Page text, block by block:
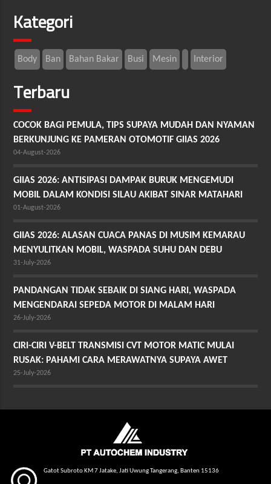
Kategori
Body Ban Bahan Bakar Busi Mesin Interior
Terbaru
COCOK BAGI PEMULA, TIPS SUPAYA MUDAH DAN NYAMAN
BERKUNJUNG KE PAMERAN OTOMOTIF GIIAS 2026
04-August-2026
GIIAS 2026: ANTISIPASI DAMPAK BURUK MENGEMUDI
MOBIL DALAM KONDISI SILAU AKIBAT SINAR MATAHARI
01-August-2026
GIIAS 2026: ALASAN CUACA PANAS DI MUSIM KEMARAU
MENYULITKAN MOBIL, WASPADA SUHU DAN DEBU
31-July-2026
PANDANGAN TIDAK SEBAIK DI SIANG HARI, WASPADA
MENGENDARAI SEPEDA MOTOR DI MALAM HARI
26-July-2026
CIRI-CIRI V-BELT TRANSMISI CVT MOTOR MATIC MULAI
RUSAK: PAHAMI CARA MERAWATNYA SUPAYA AWET
25-July-2026
Gatot Subroto KM 7 Jatake, Jati Uwung Tangerang, Banten 15136